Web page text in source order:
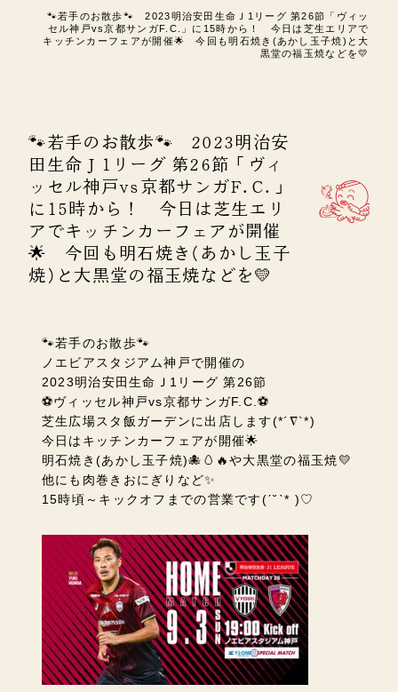
🐾若手のお散歩🐾 2023明治安田生命Ｊ1リーグ 第26節「ヴィッ
セル神戸vs京都サンガF.C.」に15時から！ 今日は芝生エリアで
キッチンカーフェアが開催🌟 今回も明石焼き(あかし玉子焼)と大
黒堂の福玉焼などを💛
🐾若手のお散歩🐾 2023明治安
田生命Ｊ1リーグ 第26節「ヴィ
ッセル神戸vs京都サンガF.C.」
に15時から！ 今日は芝生エリ
アでキッチンカーフェアが開催
🌟 今回も明石焼き(あかし玉子
焼)と大黒堂の福玉焼などを💛
🐾若手のお散歩🐾
ノエビアスタジアム神戸で開催の
2023明治安田生命Ｊ1リーグ 第26節
⚽ヴィッセル神戸vs京都サンガF.C.⚽
芝生広場スタ飯ガーデンに出店します(*´∇`*)
今日はキッチンカーフェアが開催🌟
明石焼き(あかし玉子焼)🐙🥚🔥や大黒堂の福玉焼💛
他にも肉巻きおにぎりなど✨
15時頃～キックオフまでの営業です(ˊ˘ˋ* )♡